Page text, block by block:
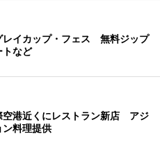
レイカップ・フェス 無料ジップ
トなど
空港近くにレストラン新店 アジ
ン料理提供